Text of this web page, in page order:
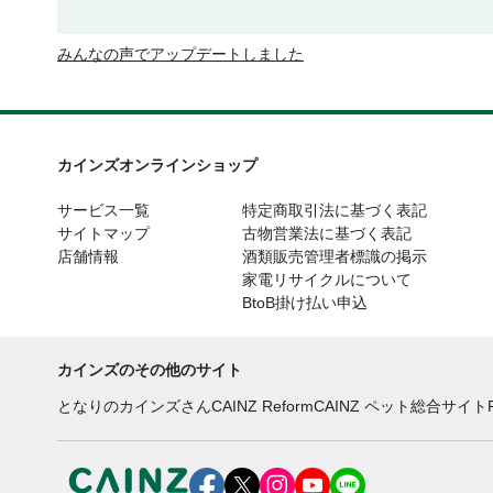
みんなの声でアップデートしました
カインズオンラインショップ
サービス一覧
サイトマップ
店舗情報
特定商取引法に基づく表記
古物営業法に基づく表記
酒類販売管理者標識の掲示
家電リサイクルについて
BtoB掛け払い申込
カインズのその他のサイト
となりのカインズさんCAINZ ReformCAINZ ペット総合サイト